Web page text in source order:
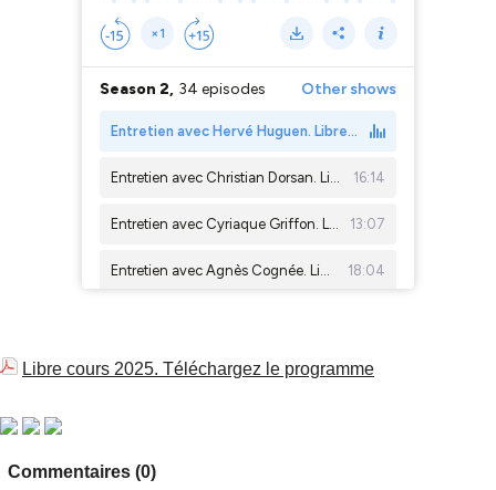
Libre cours 2025. Téléchargez le programme
Commentaires (0)